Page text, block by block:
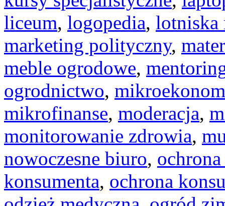
liceum, logopedia, lotniska
marketing polityczny,
meble ogrodowe,
ogrodnictwo,
mikrofinanse, moderacja,
monitorowanie zdrowia,
nowoczesne biuro,
konsumenta, ochrona